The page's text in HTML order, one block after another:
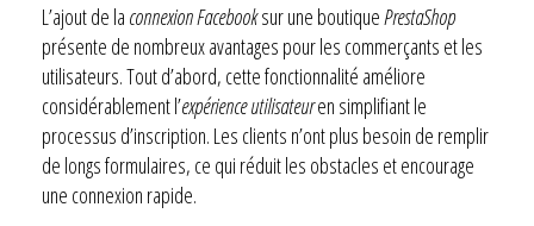
L’ajout de la connexion Facebooksur une boutiquePrestaShop
présente de nombreux avantages pour les commerçants et les
utilisateurs. Tout d’abord, cette fonctionnalité améliore
considérablement l’expérience utilisateuren simplifiant le
processus d’inscription. Les clients n’ont plus besoin de remplir
de longs formulaires, ce qui réduit les obstacles et encourage
une connexion rapide.